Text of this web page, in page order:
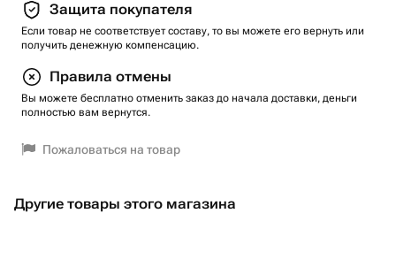
Защита покупателя
Если товар не соответствует составу, то вы можете его вернуть или
получить денежную компенсацию.
Правила отмены
Вы можете бесплатно отменить заказ до начала доставки, деньги
полностью вам вернутся.
Пожаловаться на товар
Другие товары этого магазина